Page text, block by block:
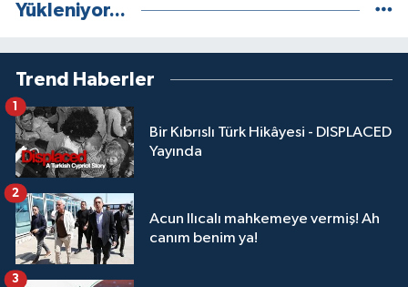
Yükleniyor...
Trend Haberler
Bir Kıbrıslı Türk Hikâyesi - DISPLACED
Yayında
1
Acun Ilıcalı mahkemeye vermiş! Ah
canım benim ya!
2
3